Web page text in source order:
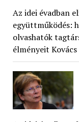
Az idei évadban
együttműködés:
olvashatók
élményeit